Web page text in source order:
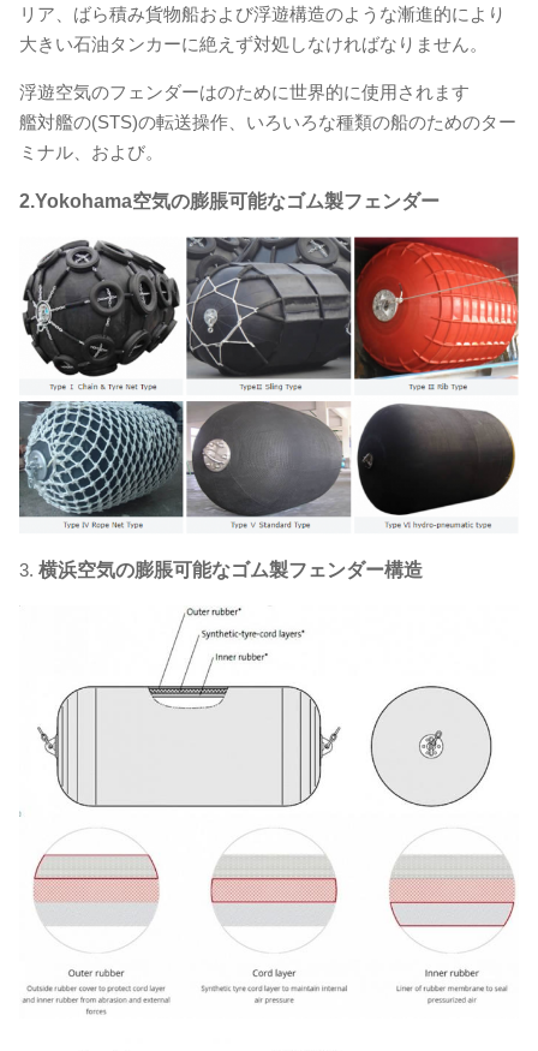
リア、ばら積み貨物船および浮遊構造のような漸進的により
大きい石油タンカーに絶えず対処しなければなりません。
浮遊空気のフェンダーはのために世界的に使用されます
艦対艦の(STS)の転送操作、いろいろな種類の船のためのター
ミナル、および。
2.Yokohama空気の膨脹可能なゴム製フェンダー
3. 横浜空気の膨脹可能なゴム製フェンダー構造